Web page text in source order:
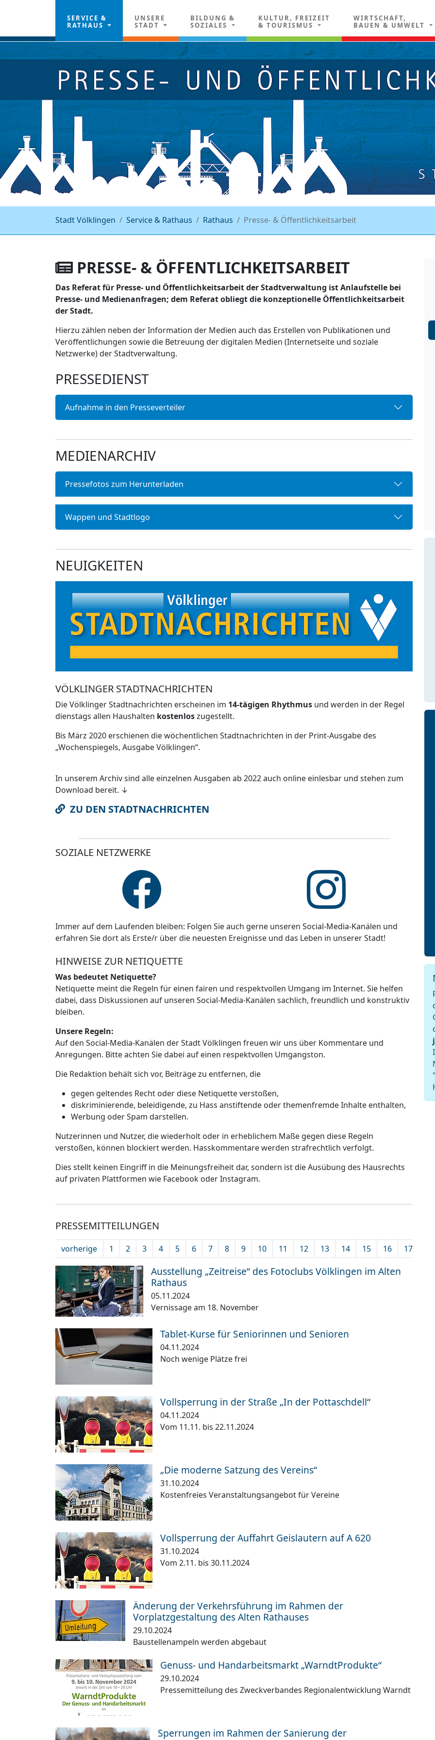
SERVICE &
RATHAUS
UNSERE
STADT
BILDUNG &
SOZIALES
KULTUR, FREIZEIT
& TOURISMUS
WIRTSCHAFT,
BAUEN & UMWELT
Stadt Völklingen Service & Rathaus Rathaus Presse- & Öffentlichkeitsarbeit
PRESSE- & ÖFFENTLICHKEITSARBEIT
Das Referat für Presse- und Öffentlichkeitsarbeit der Stadtverwaltung ist Anlaufstelle bei
Presse- und Medienanfragen; dem Referat obliegt die konzeptionelle Öffentlichkeitsarbeit
der Stadt.
Hierzu zählen neben der Information der Medien auch das Erstellen von Publikationen und
Veröffentlichungen sowie die Betreuung der digitalen Medien (Internetseite und soziale
Netzwerke) der Stadtverwaltung.
PRESSEDIENST
Aufnahme in den Presseverteiler
MEDIENARCHIV
Pressefotos zum Herunterladen
Wappen und Stadtlogo
NEUIGKEITEN
VÖLKLINGER STADTNACHRICHTEN
Die Völklinger Stadtnachrichten erscheinen im 14-tägigen Rhythmus und werden in der Regel
dienstags allen Haushalten kostenloszugestellt.
Bis März 2020 erschienen die wöchentlichen Stadtnachrichten in der Print-Ausgabe des
„Wochenspiegels, Ausgabe Völklingen“.
In unserem Archiv sind alle einzelnen Ausgaben ab 2022 auch online einlesbar und stehen zum
Download bereit. ↓
ZU DEN STADTNACHRICHTEN
SOZIALE NETZWERKE
Immer auf dem Laufenden bleiben: Folgen Sie auch gerne unseren Social-Media-Kanälen und
erfahren Sie dort als Erste/r über die neuesten Ereignisse und das Leben in unserer Stadt!
HINWEISE ZUR NETIQUETTE
Was bedeutet Netiquette?
Netiquette meint die Regeln für einen fairen und respektvollen Umgang im Internet. Sie helfen
dabei, dass Diskussionen auf unseren Social-Media-Kanälen sachlich, freundlich und konstruktiv
bleiben.
Unsere Regeln:
Auf den Social-Media-Kanälen der Stadt Völklingen freuen wir uns über Kommentare und
Anregungen. Bitte achten Sie dabei auf einen respektvollen Umgangston.
Die Redaktion behält sich vor, Beiträge zu entfernen, die
gegen geltendes Recht oder diese Netiquette verstoßen,
diskriminierende, beleidigende, zu Hass anstiftende oder themenfremde Inhalte enthalten,
Werbung oder Spam darstellen.
Nutzerinnen und Nutzer, die wiederholt oder in erheblichem Maße gegen diese Regeln
verstoßen, können blockiert werden. Hasskommentare werden strafrechtlich verfolgt.
Dies stellt keinen Eingriff in die Meinungsfreiheit dar, sondern ist die Ausübung des Hausrechts
auf privaten Plattformen wie Facebook oder Instagram.
PRESSEMITTEILUNGEN
vorherige 1 2 3 4 5 6 7 8 9 10 11 12 13 14 15 16 17
Ausstellung „Zeitreise“ des Fotoclubs Völklingen im Alten
Rathaus
05.11.2024
Vernissage am 18. November
Tablet-Kurse für Seniorinnen und Senioren
04.11.2024
Noch wenige Plätze frei
Vollsperrung in der Straße „In der Pottaschdell“
04.11.2024
Vom 11.11. bis 22.11.2024
„Die moderne Satzung des Vereins“
31.10.2024
Kostenfreies Veranstaltungsangebot für Vereine
Vollsperrung der Auffahrt Geislautern auf A 620
31.10.2024
Vom 2.11. bis 30.11.2024
Änderung der Verkehrsführung im Rahmen der
Vorplatzgestaltung des Alten Rathauses
29.10.2024
Baustellenampeln werden abgebaut
Genuss- und Handarbeitsmarkt „WarndtProdukte“
29.10.2024
Pressemitteilung des Zweckverbandes Regionalentwicklung Warndt
Sperrungen im Rahmen der Sanierung der